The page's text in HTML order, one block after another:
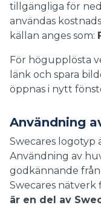
tillgängliga för
användas
källan anges som:
För högupplösta
länk och spara
öppnas i nytt
Användning
Swecares logotyp
Användning av
godkännande från
Swecares nätverk
är en del av